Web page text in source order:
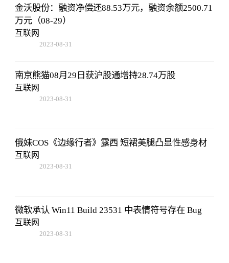
金沃股份：融资净偿还88.53万元，融资余额2500.71
万元（08-29）
互联网
2023-08-31
南京熊猫08月29日获沪股通增持28.74万股
互联网
2023-08-31
俄妹COS《边缘行者》露西 短裙美腿凸显性感身材
互联网
2023-08-31
微软承认 Win11 Build 23531 中表情符号存在 Bug
互联网
2023-08-31